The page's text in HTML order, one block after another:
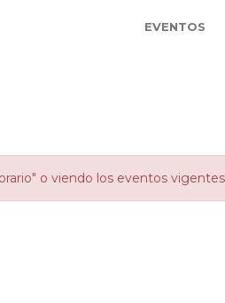
EVENTOS
o viendo los eventos